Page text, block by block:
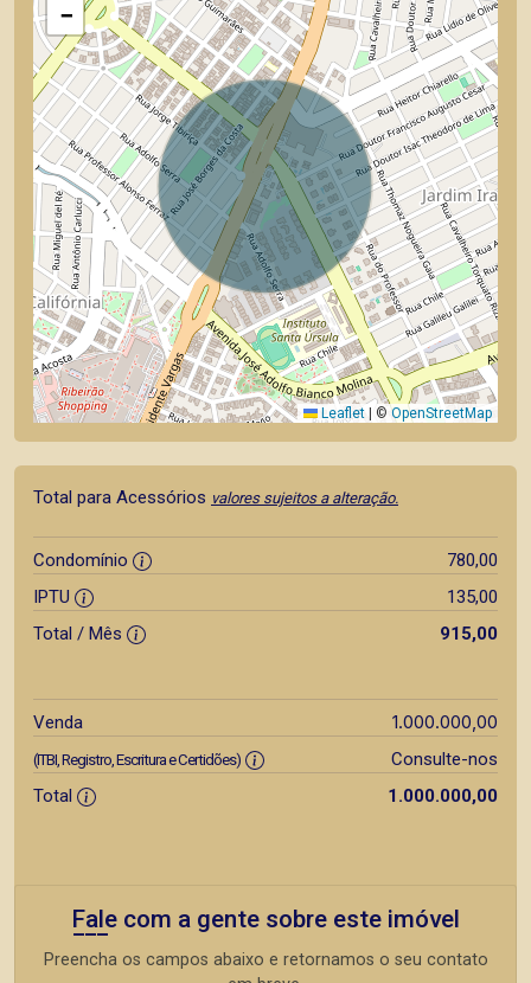
−
Leaflet © OpenStreetMap
Total para Acessórios valores sujeitos a alteração.
Condomínio
780,00
IPTU
135,00
Total / Mês
915,00
Venda 1.000.000,00
(ITBI, Registro, Escritura e Certidões)
Consulte-nos
Total
1.000.000,00
Fale com a gente sobre este imóvel
Preencha os campos abaixo e retornamos o seu contato